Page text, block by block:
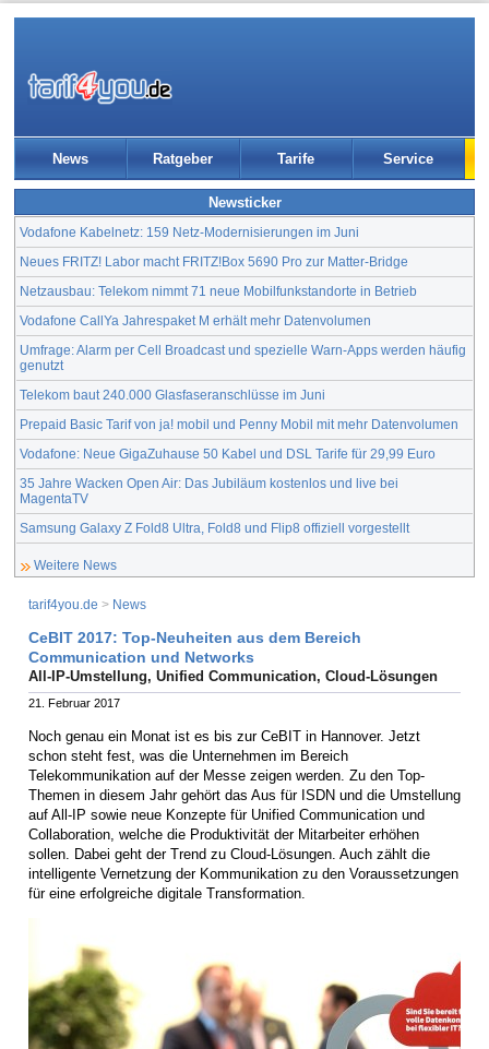
News Ratgeber Tarife Service
Newsticker
Vodafone Kabelnetz: 159 Netz-Modernisierungen im Juni
Neues FRITZ! Labor macht FRITZ!Box 5690 Pro zur Matter-Bridge
Netzausbau: Telekom nimmt 71 neue Mobilfunkstandorte in Betrieb
Vodafone CallYa Jahrespaket M erhält mehr Datenvolumen
Umfrage: Alarm per Cell Broadcast und spezielle Warn-Apps werden häufig
genutzt
Telekom baut 240.000 Glasfaseranschlüsse im Juni
Prepaid Basic Tarif von ja! mobil und Penny Mobil mit mehr Datenvolumen
Vodafone: Neue GigaZuhause 50 Kabel und DSL Tarife für 29,99 Euro
35 Jahre Wacken Open Air: Das Jubiläum kostenlos und live bei
MagentaTV
Samsung Galaxy Z Fold8 Ultra, Fold8 und Flip8 offiziell vorgestellt
Weitere News
tarif4you.de > News
CeBIT 2017: Top-Neuheiten aus dem Bereich
Communication und Networks
All-IP-Umstellung, Unified Communication, Cloud-Lösungen
21. Februar 2017
Noch genau ein Monat ist es bis zur CeBIT in Hannover. Jetzt
schon steht fest, was die Unternehmen im Bereich
Telekommunikation auf der Messe zeigen werden. Zu den Top-
Themen in diesem Jahr gehört das Aus für ISDN und die Umstellung
auf All-IP sowie neue Konzepte für Unified Communication und
Collaboration, welche die Produktivität der Mitarbeiter erhöhen
sollen. Dabei geht der Trend zu Cloud-Lösungen. Auch zählt die
intelligente Vernetzung der Kommunikation zu den Voraussetzungen
für eine erfolgreiche digitale Transformation.